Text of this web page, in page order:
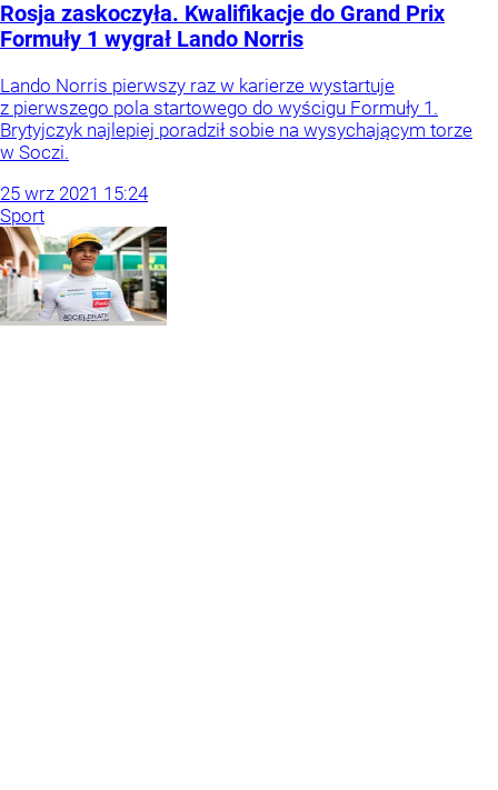
Rosja zaskoczyła. Kwalifikacje do Grand Prix
Formuły 1 wygrał Lando Norris
Lando Norris pierwszy raz w karierze wystartuje
z pierwszego pola startowego do wyścigu Formuły 1.
Brytyjczyk najlepiej poradził sobie na wysychającym torze
w Soczi.
25 wrz 2021 15:24
Sport